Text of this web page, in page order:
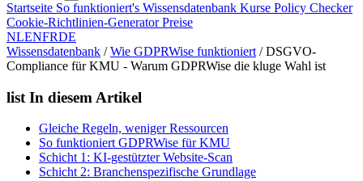
Startseite So funktioniert's Wissensdatenbank Kurse Policy Checker
Cookie-Richtlinien-GeneratorPreise
NLENFRDE
Wissensdatenbank / Wie GDPRWise funktioniert / DSGVO-
Compliance für KMU - Warum GDPRWise die kluge Wahl ist
list In diesem Artikel
Gleiche Regeln, weniger Ressourcen
So funktioniert GDPRWise für KMU
Schicht 1: KI-gestützter Website-Scan
Schicht 2: Branchenspezifische Grundlage